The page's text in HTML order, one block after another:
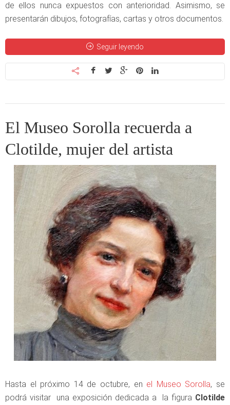
de ellos nunca expuestos con anterioridad. Asimismo, se
presentarán dibujos, fotografías, cartas y otros documentos.
Seguir leyendo
El Museo Sorolla recuerda a
Clotilde, mujer del artista
Hasta el próximo 14 de octubre, en el Museo Sorolla, se
podrá visitar una exposición dedicada a la figura Clotilde